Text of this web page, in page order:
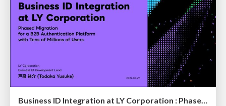
Business ID Integration at LY Corporation : Phased Migration for a B2B authentication platform with Tens of Millions of Users